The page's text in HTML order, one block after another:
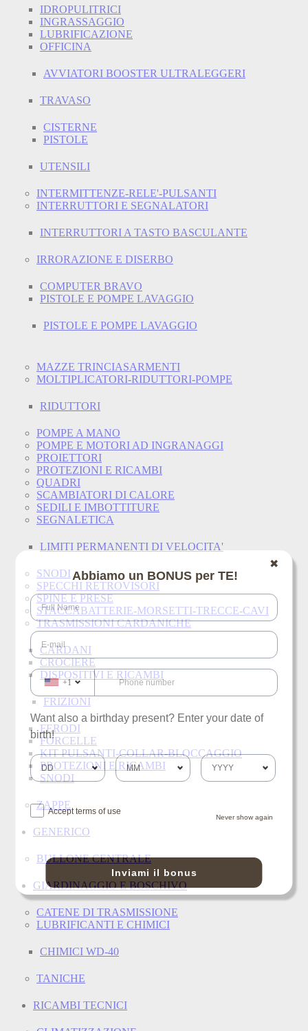
IDROPULITRICI
INGRASSAGGIO
LUBRIFICAZIONE
OFFICINA
AVVIATORI BOOSTER ULTRALEGGERI
TRAVASO
CISTERNE
PISTOLE
UTENSILI
INTERMITTENZE-RELE'-PULSANTI
INTERRUTTORI E SEGNALATORI
INTERRUTTORI A TASTO BASCULANTE
IRRORAZIONE E DISERBO
COMPUTER BRAVO
PISTOLE E POMPE LAVAGGIO
PISTOLE E POMPE LAVAGGIO
MAZZE TRINCIASARMENTI
MOLTIPLICATORI-RIDUTTORI-POMPE
RIDUTTORI
POMPE A MANO
POMPE E MOTORI AD INGRANAGGI
PROIETTORI
PROTEZIONI E RICAMBI
QUADRI
SCAMBIATORI DI CALORE
SEDILI E IMBOTTITURE
SEGNALETICA
LIMITI PERMANENTI DI VELOCITA'
SNODI
SPECCHI RETROVISORI
SPINE E PRESE
STACCABATTERIE-MORSETTI-TRECCE-CAVI
TRASMISSIONI CARDANICHE
CARDANI
CROCIERE
DISPOSITIVI E RICAMBI
FRIZIONI
FERODI
FORCELLE
KIT PULSANTI-COLLAR-BLOCCAGGIO
PROTEZIONI E RICAMBI
SNODI
ZAPPE
GENERICO
BULLONE CENTRALE
GIARDINAGGIO E BOSCHIVO
CATENE DI TRASMISSIONE
LUBRIFICANTI E CHIMICI
CHIMICI WD-40
TANICHE
RICAMBI TECNICI
✖
Abbiamo un BONUS per TE!
+1
Want also a birthday present? Enter your date of
birth!
Accept terms of use
Never show again
Inviami il bonus